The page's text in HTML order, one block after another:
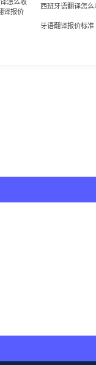
西班牙语翻译怎么
牙语翻译报价标准